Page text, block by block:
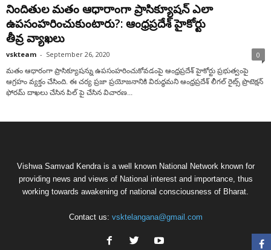
నిందితుల మతం ఆధారాంగా ప్రాసిక్యూషన్ ఎలా
ఉపసంహరించుకుంటారు?: ఆంధ్రప్రదేశ్ హైకోర్టు
తీవ్ర వ్యాఖలు
vskteam - September 26, 2020 0
మతం ఆధారంగా ప్రాసిక్యూషన్ను ఉపసంహరించుకోవడంపై ఆంధ్రప్రదేశ్ హైకోర్టు ప్రభుత్వంపై
ఆగ్రహం వ్యక్తం చేసింది. ఈ చర్య ప్రజా ప్రయోజనానికి విరుద్ధమని ఆంధ్రప్రదేశ్ లీగల్ రైట్స్ ప్రొటెక్షన్
ఫోరమ్ దాఖలు చేసిన పిల్ పై చేసిన విచారణ...
Vishwa Samvad Kendra is a well known National Network known for
providing news and views of National interest and importance, thus
working towards awakening of national consciousness of Bharat.
Contact us: vsktelangana@gmail.com